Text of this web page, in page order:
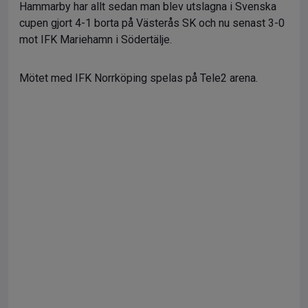
Hammarby har allt sedan man blev utslagna i Svenska
cupen gjort 4-1 borta på Västerås SK och nu senast 3-0
mot IFK Mariehamn i Södertälje.
Mötet med IFK Norrköping spelas på Tele2 arena.